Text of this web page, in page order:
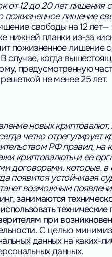
от 12 до 20 лет
пожизненное лишение
свободы на 12 лет—
планки из-за
пожизненное лишение
когда
предусмотренную
не менее 25 лет.
новых
четко отрегулирует
РФ правил, на
криптовалюты и ее
договорами, которые,
появится устойчивая
возможным
занимаются
при
С целью
данных на каких-
данных.